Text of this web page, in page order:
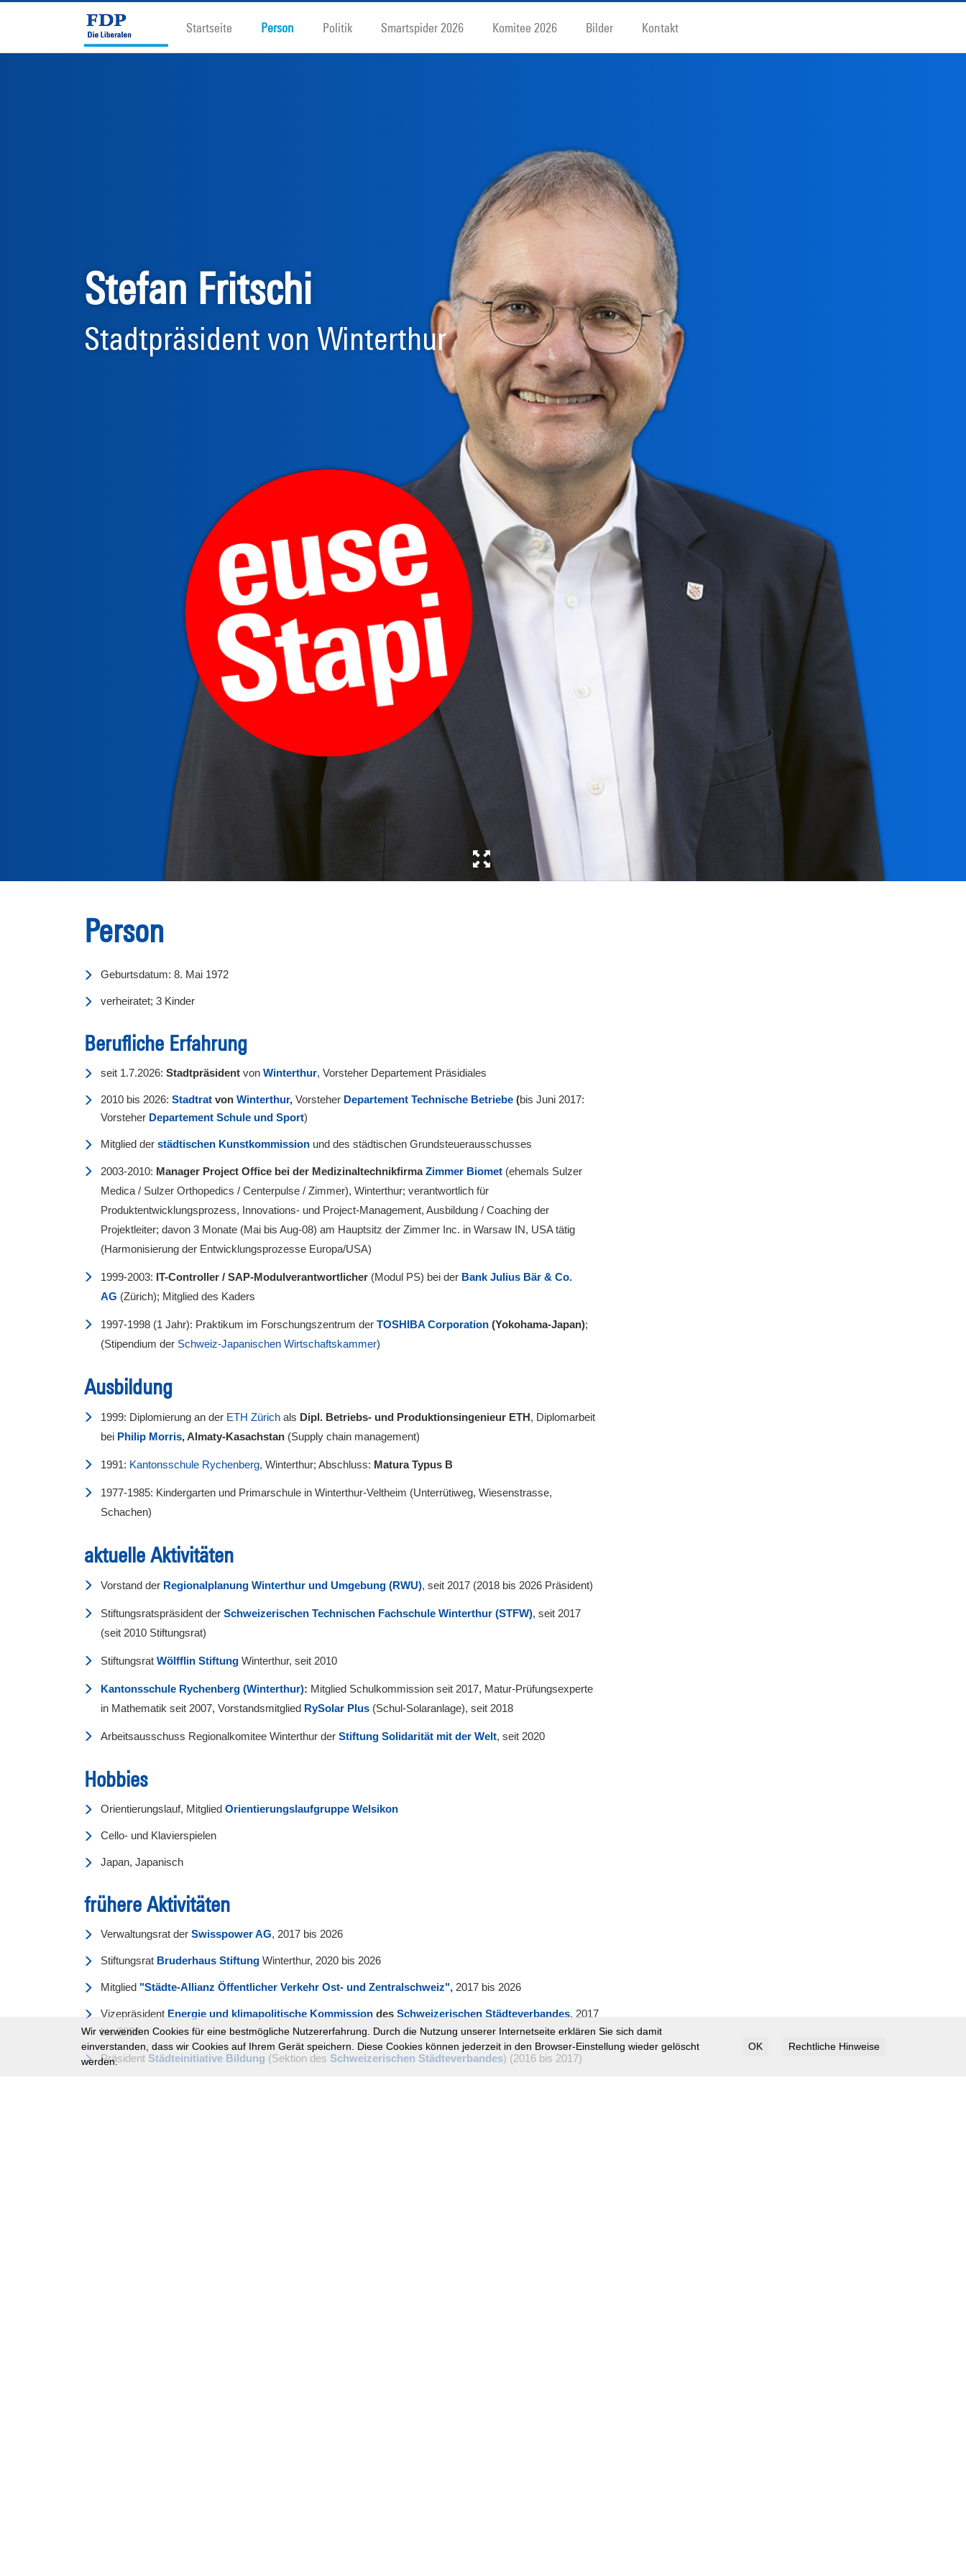
Startseite Person Politik Smartspider 2026 Komitee 2026 Bilder Kontakt
Stefan Fritschi
Stadtpräsident von Winterthur
Person
Geburtsdatum: 8. Mai 1972
verheiratet; 3 Kinder
Berufliche Erfahrung
seit 1.7.2026: Stadtpräsident von Winterthur, Vorsteher Departement Präsidiales
2010 bis 2026: Stadtrat von Winterthur, Vorsteher Departement Technische Betriebe (bis Juni 2017:
Vorsteher Departement Schule und Sport)
Mitglied der städtischen Kunstkommission und des städtischen Grundsteuerausschusses
2003-2010: Manager Project Office bei der MedizinaltechnikfirmaZimmer Biomet (ehemals Sulzer
Medica / Sulzer Orthopedics / Centerpulse / Zimmer), Winterthur; verantwortlich für
Produktentwicklungsprozess, Innovations- und Project-Management, Ausbildung / Coaching der
Projektleiter; davon 3 Monate (Mai bis Aug-08) am Hauptsitz der Zimmer Inc. in Warsaw IN, USA tätig
(Harmonisierung der Entwicklungsprozesse Europa/USA)
1999-2003: IT-Controller / SAP-Modulverantwortlicher (Modul PS) bei der Bank Julius Bär & Co.
AG (Zürich); Mitglied des Kaders
1997-1998 (1 Jahr): Praktikum im Forschungszentrum der TOSHIBA Corporation (Yokohama-Japan);
(Stipendium der Schweiz-Japanischen Wirtschaftskammer)
Ausbildung
1999: Diplomierung an der ETH Zürich als Dipl. Betriebs- und Produktionsingenieur ETH, Diplomarbeit
bei Philip Morris, Almaty-Kasachstan (Supply chain management)
1991: Kantonsschule Rychenberg, Winterthur; Abschluss: Matura Typus B
1977-1985: Kindergarten und Primarschule in Winterthur-Veltheim (Unterrütiweg, Wiesenstrasse,
Schachen)
aktuelle Aktivitäten
Vorstand der Regionalplanung Winterthur und Umgebung (RWU), seit 2017 (2018 bis 2026 Präsident)
Stiftungsratspräsident der Schweizerischen Technischen Fachschule Winterthur (STFW), seit 2017
(seit 2010 Stiftungsrat)
Stiftungsrat Wölfflin Stiftung Winterthur, seit 2010
Kantonsschule Rychenberg (Winterthur): Mitglied Schulkommission seit 2017, Matur-Prüfungsexperte
in Mathematik seit 2007, Vorstandsmitglied RySolar Plus (Schul-Solaranlage), seit 2018
Arbeitsausschuss Regionalkomitee Winterthur der Stiftung Solidarität mit der Welt, seit 2020
Hobbies
Orientierungslauf, Mitglied Orientierungslaufgruppe Welsikon
Cello- und Klavierspielen
Japan, Japanisch
frühere Aktivitäten
Verwaltungsrat der Swisspower AG, 2017 bis 2026
Stiftungsrat Bruderhaus Stiftung Winterthur, 2020 bis 2026
Mitglied "Städte-Allianz Öffentlicher Verkehr Ost- und Zentralschweiz", 2017 bis 2026
Vizepräsident Energie und klimapolitische Kommission des Schweizerischen Städteverbandes, 2017
bis 2026
Präsident Städteinitiative Bildung (Sektion des Schweizerischen Städteverbandes) (2016 bis 2017)
Wir verwenden Cookies für eine bestmögliche Nutzererfahrung. Durch die Nutzung unserer Internetseite erklären Sie sich damit
einverstanden, dass wir Cookies auf Ihrem Gerät speichern. Diese Cookies können jederzeit in den Browser-Einstellung wieder gelöscht
werden.
OK Rechtliche Hinweise